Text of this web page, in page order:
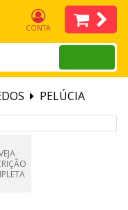
CONTA
PELÚCIA